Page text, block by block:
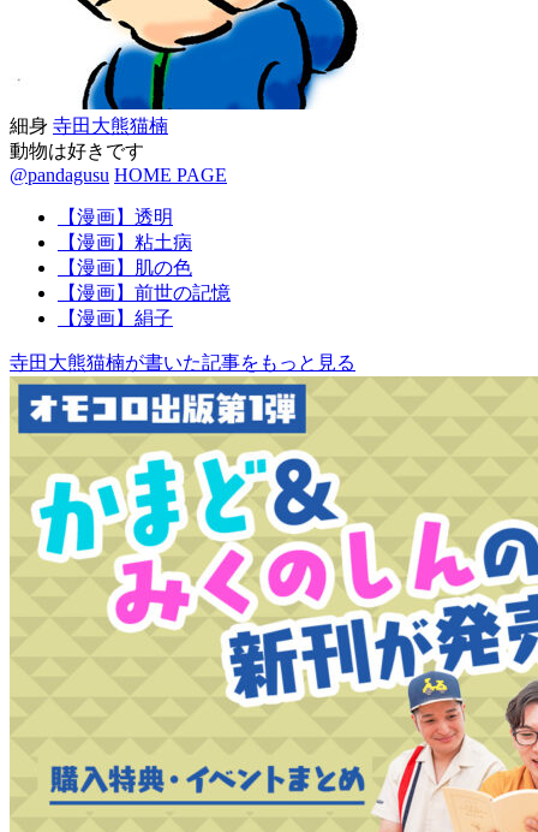
細身 寺田大熊猫楠
動物は好きです
@pandagusu HOME PAGE
【漫画】透明
【漫画】粘土病
【漫画】肌の色
【漫画】前世の記憶
【漫画】絹子
寺田大熊猫楠が書いた記事をもっと見る